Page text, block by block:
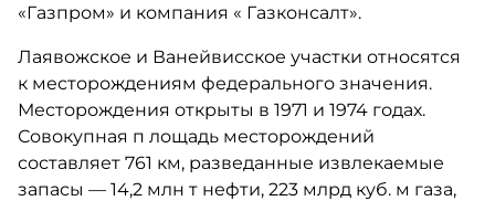
«Газпром» и компания « Газконсалт».
Лаявожское и Ванейвисское участки относятся
к месторождениям федерального значения.
Месторождения открыты в 1971 и 1974 годах.
Совокупная п лощадь месторождений
составляет 761 км, разведанные извлекаемые
запасы — 14,2 млн т нефти, 223 млрд куб. м газа,